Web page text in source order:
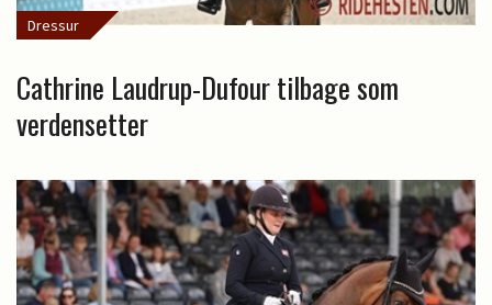
Dressur
Cathrine Laudrup-Dufour tilbage som
verdensetter